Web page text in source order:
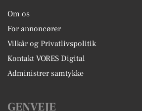
Om os
For annoncører
Vilkår og Privatlivspolitik
Kontakt VORES Digital
Administrer samtykke
GENVEJE